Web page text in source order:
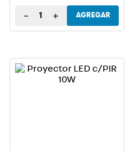
＋
－ AGREGAR